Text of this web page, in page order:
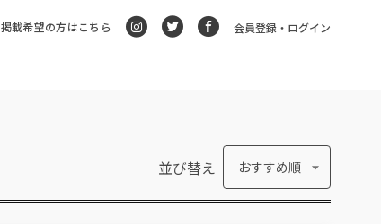
掲載希望の方はこちら 会員登録・ログイン
並び替え おすすめ順